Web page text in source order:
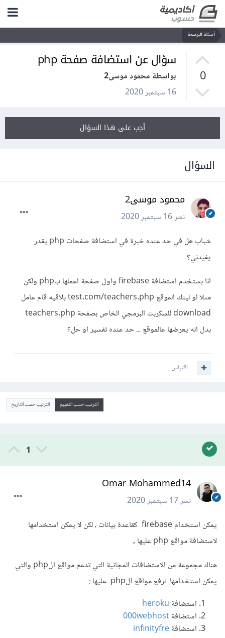
أسئلة البرمجة
0
سؤال عن استضافة صفحة php
بواسطة محمود موسى2
16 سبتمبر 2020
أجب على هذا السؤال
السؤال
محمود موسى2
نشر16 سبتمبر 2020
شباب هل في حد عنده خبرة في استضافة صفحات php يقدر
يفيدني؟
انا بستخدم استضافة firebase واول صفحة اعملها بphp ولكن
مثلا لو لينك الموقع test.com/teachers.php بلاقيه قام عامل
download للسكربت البرمجي الخاص بصفحة teachers.php
بدل انه يعرضها عالموقع ... حد عنده تفسير او حل؟
اقتباس
الترتيب حسب التقييم الترتيب حسب التاريخ
1
Omar Mohammed14
نشر17 سبتمبر 2020
يمكن استخدام firebase كقاعدة بيانات ، لكن لا يمكن استخدامها
لاستضافة مواقع php عليها ,
هناك مجموعة من الاستضافات المجانية التي تدعم مواقع الphp والتي
يمكن استخدامها لرفع مواقع الphp عليها :
استضافة heroku
استضافة000webhost
استضافةinfinityfre